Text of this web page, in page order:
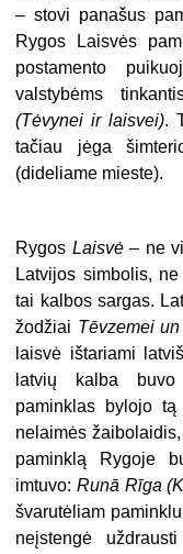
– stovi panašus
Rygos Laisvės
postamento
valstybėms
(Tėvynei ir laisvei).
tačiau jėga
(dideliame mieste).
Rygos Laisvė– ne
Latvijos simbolis,
tai kalbos sargas.
žodžiai Tēvzemei
laisvė ištariami
latvių kalba
paminklas bylojo
nelaimės
paminklą Rygoje
imtuvo:Runā Rīga
švarutėliam
neįstengė